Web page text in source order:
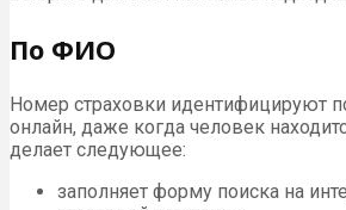
По ФИО
Номер страховки идентифицируют
онлайн, даже когда человек
делает следующее:
заполняет форму поиска на